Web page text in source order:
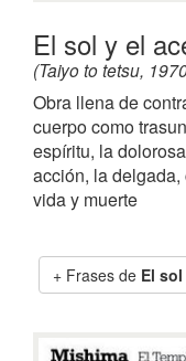
El sol y el
(Taiyo to tetsu,
Obra llena de
cuerpo como
espíritu, la
acción, la
vida y muerte
Frases de El